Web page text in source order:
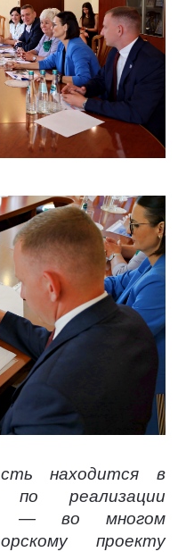
находится в
по реализации
— во многом
проекту